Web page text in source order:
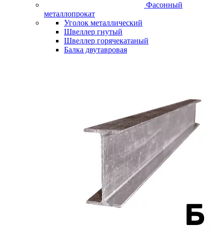
Фасонный
металлопрокат
Уголок металлический
Швеллер гнутый
Швеллер горячекатаный
Балка двутавровая